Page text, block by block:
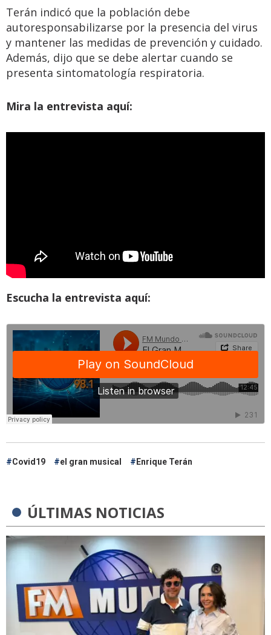
Terán indicó que la población debe
autoresponsabilizarse por la presencia del virus
y mantener las medidas de prevención y cuidado.
Además, dijo que se debe alertar cuando se
presenta sintomatología respiratoria.
Mira la entrevista aquí:
Escucha la entrevista aquí:
Covid19 el gran musical Enrique Terán
ÚLTIMAS NOTICIAS